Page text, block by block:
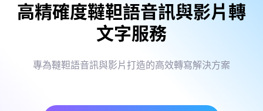
高精確度韃靼語音訊與影片轉
文字服務
專為韃靼語音訊與影片打造的高效轉寫解決方案